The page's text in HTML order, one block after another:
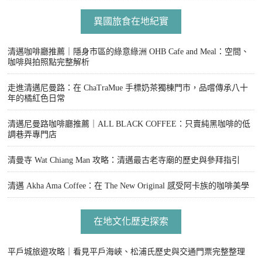
異國旅食在地紀實
清邁咖啡廳推薦｜隱身市區的綠意綠洲 OHB Cafe and Meal：空間、
咖啡與拍照點完整解析
走進清邁尼曼路：在 ChaTraMue 手標奶茶獨棟門市，品嚐傳承八十
年的橘紅色日常
清邁尼曼路咖啡廳推薦｜ALL BLACK COFFEE：只賣純黑咖啡的低
調巷弄專門店
清曼寺 Wat Chiang Man 攻略：清邁最古老寺廟的歷史與參拜指引
清邁 Akha Ama Coffee：在 The New Original 感受阿卡族的咖啡美學
在地文化歷史探索
平戶城旅遊攻略｜看見平戶海峽、松浦氏歷史與交通門票完整整理